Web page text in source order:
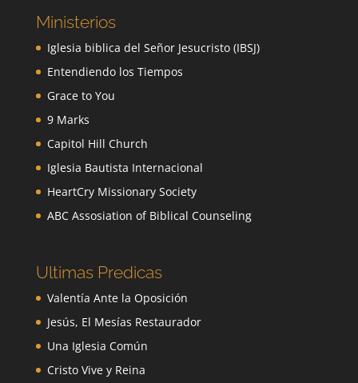
Ministerios
Iglesia biblica del Señor Jesucristo (IBSJ)
Entendiendo los Tiempos
Grace to You
9 Marks
Capitol Hill Church
Iglesia Bautista Internacional
HeartCry Missionary Society
ABC Assosiation of Biblical Counseling
Ultimas Predicas
Valentía Ante la Oposición
Jesús, El Mesías Restaurador
Una Iglesia Común
Cristo Vive y Reina